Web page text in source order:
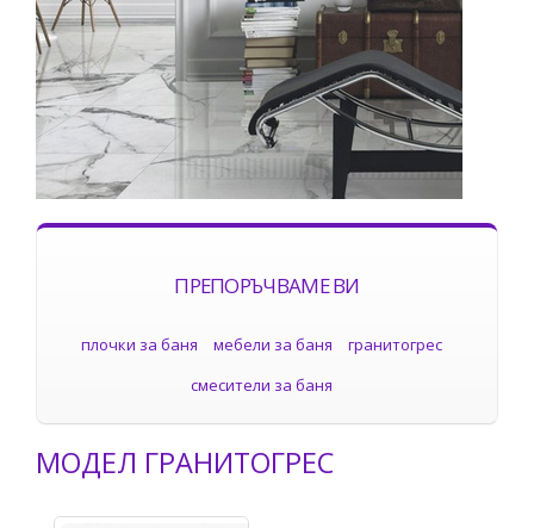
ПРЕПОРЪЧВАМЕ ВИ
плочки за баня мебели за баня
гранитогрес
смесители за баня
МОДЕЛ ГРАНИТОГРЕС